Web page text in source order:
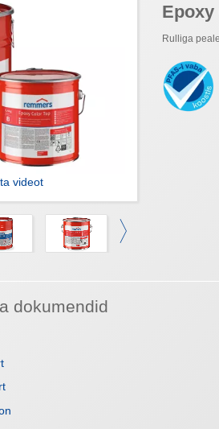
videot
Epoxy
Rulliga
dokumendid